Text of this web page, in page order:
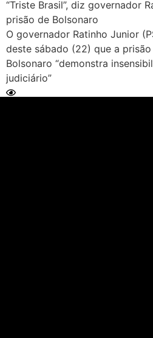
“Triste Brasil”, diz governador
prisão de Bolsonaro
O governador Ratinho Junior
deste sábado (22) que a
Bolsonaro “demonstra
judiciário”